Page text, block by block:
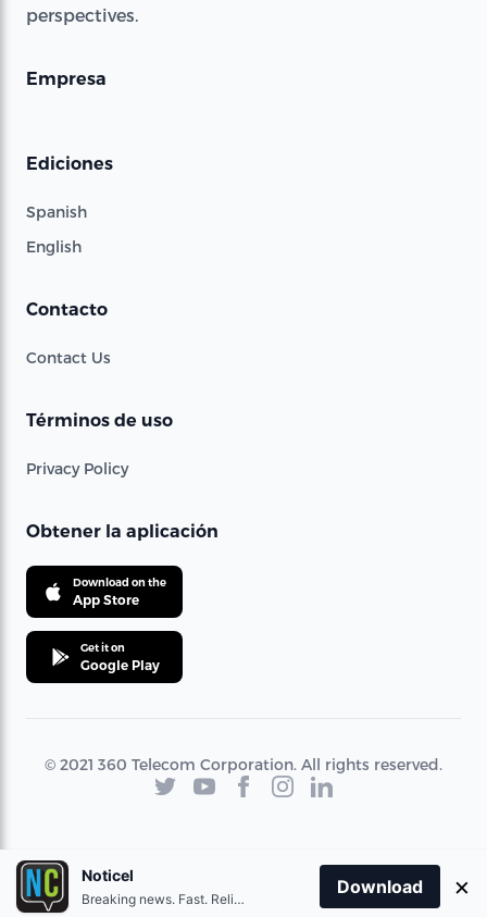
perspectives.
Empresa
Ediciones
Spanish
English
Contacto
Contact Us
Términos de uso
Privacy Policy
Obtener la aplicación
Download on the
App Store
Get it on
Google Play
© 2021 360 Telecom Corporation. All rights reserved.
Noticel
Breaking news. Fast. Reliable.
Download ×